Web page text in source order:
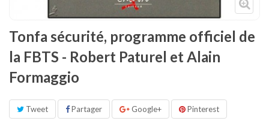
Tonfa sécurité, programme officiel de
la FBTS - Robert Paturel et Alain
Formaggio
Tweet Partager Google+ Pinterest